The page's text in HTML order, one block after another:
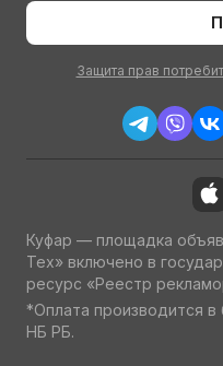
Защита прав
Куфар — площадка
Тех» включено в
ресурс «Реестр
*Оплата производится в
НБ РБ.